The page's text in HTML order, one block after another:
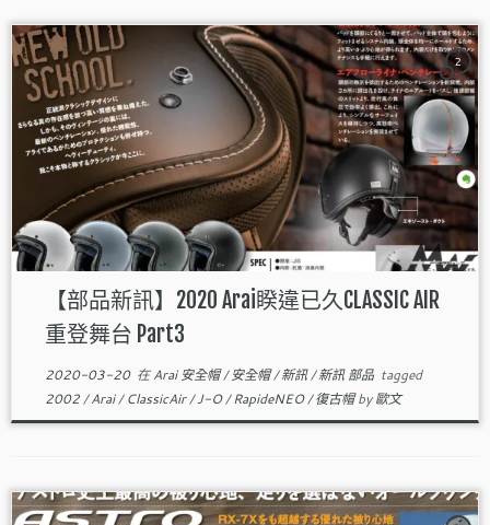
2
【部品新訊】2020 Arai睽違已久CLASSIC AIR
重登舞台 Part3
2020-03-20在Arai 安全帽/安全帽/新訊/新訊 部品 tagged
2002/Arai/ClassicAir/J-O/RapideNEO/復古帽by歐文